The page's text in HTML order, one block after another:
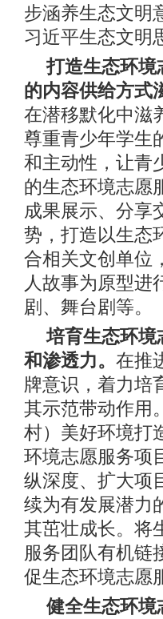
步涵养生态文明
习近平生态文明
打造生态环境
的内容供给方式
在潜移默化中滋
尊重青少年学生
和主动性，让青
的生态环境志愿
成果展示、分享
势，打造以生态
合相关文创单位
人故事为原型进
剧、舞台剧等。
培育生态环境
和渗透力。 在推
牌意识，着力培
其示范带动作用
村）美好环境打
环境志愿服务项
纵深度、扩大项
续为有发展潜力
其茁壮成长。将
服务团队有机链
促生态环境志愿
健全生态环境